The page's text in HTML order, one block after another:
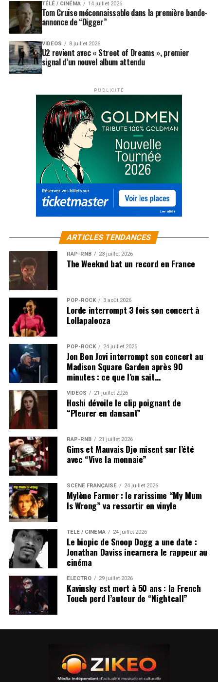
TÉLÉ / CINÉMA 14 juillet 2026
Tom Cruise méconnaissable dans la première bande-
annonce de “Digger”
VIDEOS 8 juillet 2026
U2 revient avec « Street of Dreams », premier
signal d’un nouvel album attendu
PUBLICITÉ
ARTICLES TENDANCES
RAP-RNB 23 juillet 2026
The Weeknd bat un record en France
POP-ROCK 3 août 2026
Lorde interrompt 3 fois son concert à
Lollapalooza
POP-ROCK 24 juillet 2026
Jon Bon Jovi interrompt son concert au
Madison Square Garden après 90
minutes : ce que l’on sait…
VIDEOS 21 juillet 2026
Hoshi dévoile le clip poignant de
“Pleurer en dansant”
RAP-RNB 21 juillet 2026
Gims et Mauvais Djo misent sur l’été
avec “Vive la monnaie”
SCÈNE FRANÇAISE 24 juillet 2026
Mylène Farmer : le rarissime “My Mum
Is Wrong” va ressortir en vinyle
TÉLÉ / CINÉMA 24 juillet 2026
Le biopic de Snoop Dogg a une date :
Jonathan Daviss incarnera le rappeur au
cinéma
ÉLECTRO 29 juillet 2026
Kavinsky est mort à 50 ans : la French
Touch perd l’auteur de “Nightcall”